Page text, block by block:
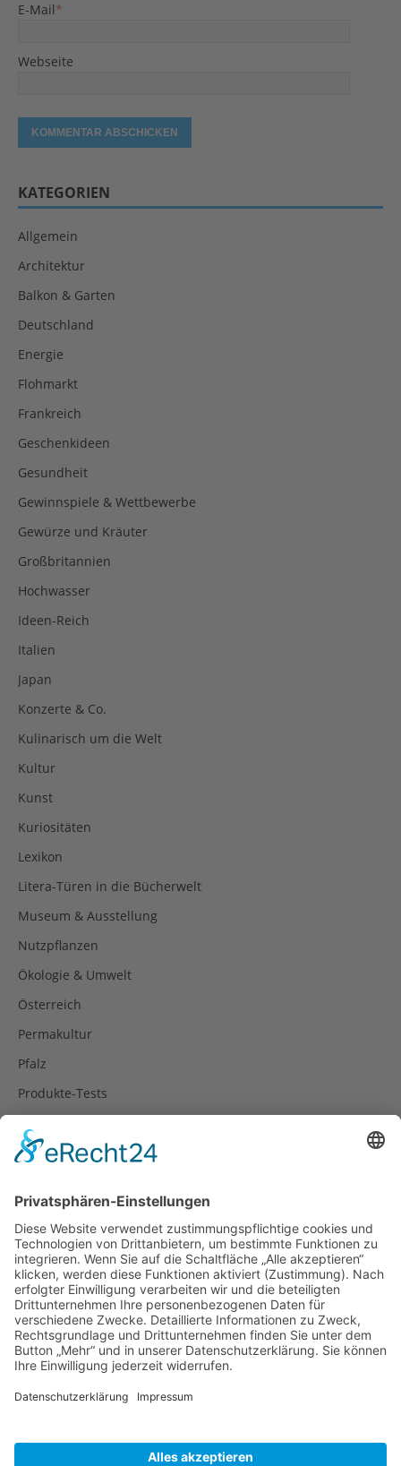
E-Mail*
Webseite
KATEGORIEN
Allgemein
Architektur
Balkon & Garten
Deutschland
Energie
Flohmarkt
Frankreich
Geschenkideen
Gesundheit
Gewinnspiele & Wettbewerbe
Gewürze und Kräuter
Großbritannien
Hochwasser
Ideen-Reich
Italien
Japan
Konzerte & Co.
Kulinarisch um die Welt
Kultur
Kunst
Kuriositäten
Lexikon
Litera-Türen in die Bücherwelt
Museum & Ausstellung
Nutzpflanzen
Ökologie & Umwelt
Österreich
Permakultur
Pfalz
Produkte-Tests
Rezepte
Spanien
Südtirol
USA
Weihnachten
Weihnachtstexte
Datenschutzerklärung
Impressum
Cookie-Einstellungen